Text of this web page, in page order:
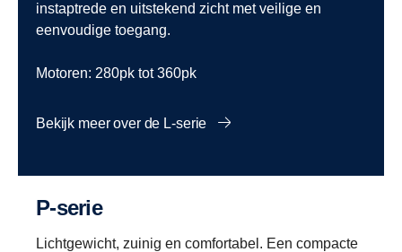
instaptrede en uitstekend zicht met veilige en
eenvoudige toegang.
Motoren: 280pk tot 360pk
Bekijk meer over de L-serie
P-serie
Lichtgewicht, zuinig en comfortabel. Een compacte